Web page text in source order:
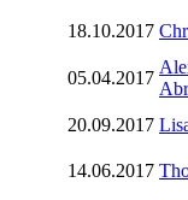
18.10.2017
05.04.2017
20.09.2017
14.06.2017